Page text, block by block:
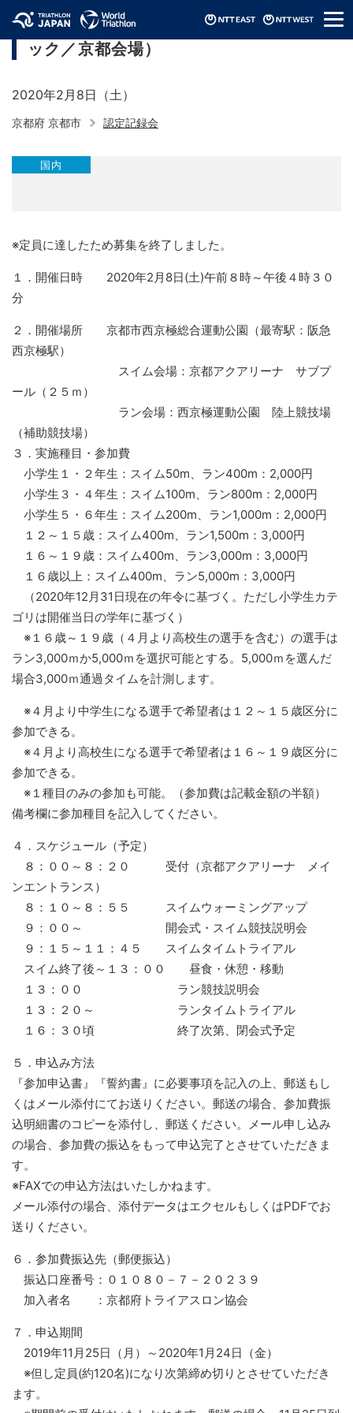
メ
ニ
募集終了：JTU認定記録会2020（近畿ブロ
ック／京都会場）
2020年2月8日（土）
京都府 京都市 認定記録会
国内
※定員に達したため募集を終了しました。
１．開催日時 2020年2月8日(土)午前８時～午後４時３０
分
２．開催場所 京都市西京極総合運動公園（最寄駅：阪急
西京極駅）
スイム会場：京都アクアリーナ サブプ
ール（２５ｍ）
ラン会場：西京極運動公園 陸上競技場
（補助競技場）
３．実施種目・参加費
小学生１・２年生：スイム50m、ラン400m：2,000円
小学生３・４年生：スイム100m、ラン800m：2,000円
小学生５・６年生：スイム200m、ラン1,000m：2,000円
１２～１５歳：スイム400m、ラン1,500m：3,000円
１６～１９歳：スイム400m、ラン3,000m：3,000円
１６歳以上：スイム400m、ラン5,000m：3,000円
（2020年12月31日現在の年令に基づく。ただし小学生カテ
ゴリは開催当日の学年に基づく）
※１６歳～１９歳（４月より高校生の選手を含む）の選手は
ラン3,000ｍか5,000ｍを選択可能とする。5,000ｍを選んだ
場合3,000ｍ通過タイムを計測します。
※４月より中学生になる選手で希望者は１２～１５歳区分に
参加できる。
※４月より高校生になる選手で希望者は１６～１９歳区分に
参加できる。
※１種目のみの参加も可能。（参加費は記載金額の半額）
備考欄に参加種目を記入してください。
４．スケジュール（予定）
８：００～８：２０ 受付（京都アクアリーナ メイ
ンエントランス）
８：１０～８：５５ スイムウォーミングアップ
９：００～ 開会式・スイム競技説明会
９：１５～１１：４５ スイムタイムトライアル
スイム終了後～１３：００ 昼食・休憩・移動
１３：００ ラン競技説明会
１３：２０～ ランタイムトライアル
１６：３０頃 終了次第、閉会式予定
５．申込み方法
『参加申込書』『誓約書』に必要事項を記入の上、郵送もし
くはメール添付にてお送りください。郵送の場合、参加費振
込明細書のコピーを添付し、郵送ください。メール申し込み
の場合、参加費の振込をもって申込完了とさせていただきま
す。
※FAXでの申込方法はいたしかねます。
メール添付の場合、添付データはエクセルもしくはPDFでお
送りください。
６．参加費振込先（郵便振込）
振込口座番号：０１０８０－７－２０２３９
加入者名 ：京都府トライアスロン協会
７．申込期間
2019年11月25日（月）～2020年1月24日（金）
※但し定員(約120名)になり次第締め切りとさせていただき
ます。